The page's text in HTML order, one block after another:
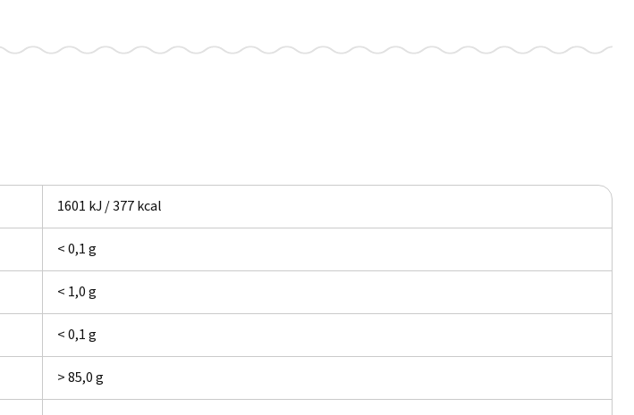
1601 kJ / 377 kcal
< 0,1 g
< 1,0 g
< 0,1 g
> 85,0 g